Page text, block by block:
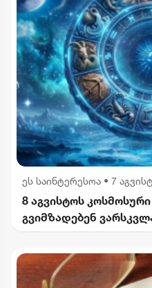
ეს საინტერესოა • 7
8 აგვისტოს
გვიმზადებენ